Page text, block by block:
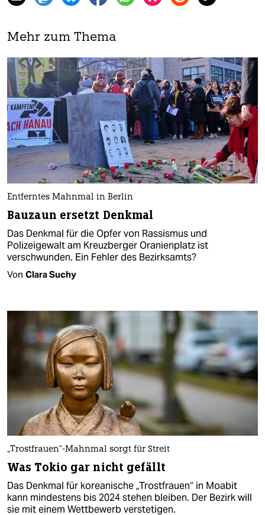
Mehr zum Thema
Entferntes Mahnmal in Berlin
Bauzaun ersetzt Denkmal
Das Denkmal für die Opfer von Rassismus und
Polizeigewalt am Kreuzberger Oranienplatz ist
verschwunden. Ein Fehler des Bezirksamts?
Von Clara Suchy
„Trostfrauen“-Mahnmal sorgt für Streit
Was Tokio gar nicht gefällt
Das Denkmal für koreanische „Trostfrauen“ in Moabit
kann mindestens bis 2024 stehen bleiben. Der Bezirk will
sie mit einem Wettbewerb verstetigen.